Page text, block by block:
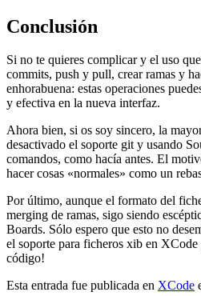
Conclusión
Si no te quieres complicar y el uso
commits, push y pull, crear ramas y
enhorabuena: estas operaciones
y efectiva en la nueva interfaz.
Ahora bien, si os soy sincero, la
desactivado el soporte git y usando
comandos, como hacía antes. El
hacer cosas «normales» como un
Por último, aunque el formato del
merging de ramas, sigo siendo
Boards. Sólo espero que esto no
el soporte para ficheros xib en XCode
código!
Esta entrada fue publicada en XCode